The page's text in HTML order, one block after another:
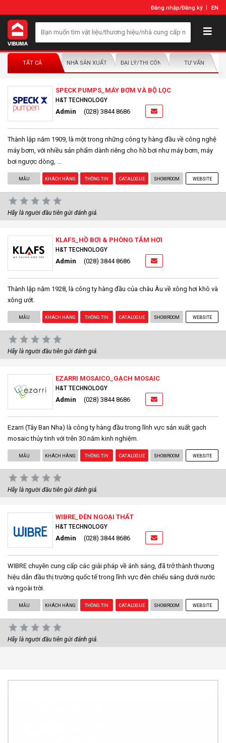
Đăng nhập/Đăng ký EN
TẤT CẢ NHÀ SẢN XUẤT/NHÀ PHÂN PHỐIĐẠI LÝ/THI CÔNG LẮP ĐẶTTƯ VẤN
SPECK PUMPS_MÁY BƠM VÀ BỘ LỌC
H&T TECHNOLOGY
Admin (028) 3844 8686
Thành lập năm 1909, là một trong những công ty hàng đầu về công nghệ
máy bơm, với nhiều sản phẩm dành riêng cho hồ bơi như máy bơm, máy
bơi ngược dòng, ...
MẪU KHÁCH HÀNG THÔNG TIN CATALOGUE SHOWROOM WEBSITE
Hãy là người đầu tiên gửi đánh giá.
KLAFS_HỒ BƠI & PHÒNG TẮM HƠI
H&T TECHNOLOGY
Admin (028) 3844 8686
Thành lập năm 1928, là công ty hàng đầu của châu Âu về xông hơi khô và
xông ướt.
MẪU KHÁCH HÀNG THÔNG TIN CATALOGUE SHOWROOM WEBSITE
Hãy là người đầu tiên gửi đánh giá.
EZARRI MOSAICO_GẠCH MOSAIC
H&T TECHNOLOGY
Admin (028) 3844 8686
Ezarri (Tây Ban Nha) là công ty hàng đầu trong lĩnh vực sản xuất gạch
mosaic thủy tinh với trên 30 năm kinh nghiệm.
MẪU KHÁCH HÀNG THÔNG TIN CATALOGUE SHOWROOM WEBSITE
Hãy là người đầu tiên gửi đánh giá.
WIBRE_ĐÈN NGOẠI THẤT
H&T TECHNOLOGY
Admin (028) 3844 8686
WIBRE chuyên cung cấp các giải pháp về ánh sáng, đã trở thành thương
hiệu dẫn đầu thị trường quốc tế trong lĩnh vực đèn chiếu sáng dưới nước
và ngoài trời.
MẪU KHÁCH HÀNG THÔNG TIN CATALOGUE SHOWROOM WEBSITE
Hãy là người đầu tiên gửi đánh giá.